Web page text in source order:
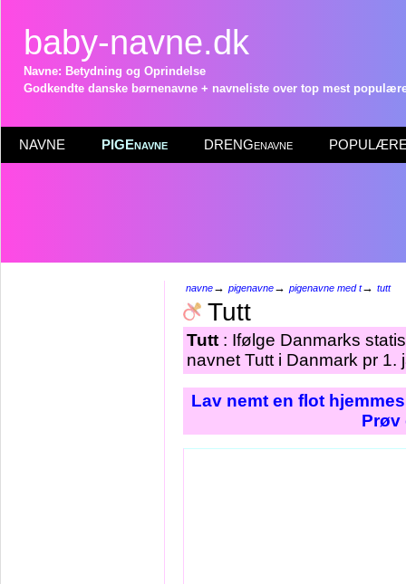
baby-navne.dk
Navne: Betydning og Oprindelse
Godkendte danske børnenavne + navneliste over top mest
NAVNE PIGEnavne DRENGenavne POPULÆRE
navne→ pigenavne→ pigenavne med t→ tutt
Tutt
Tutt : Ifølge Danmarks
navnet Tutt i Danmark pr 1.
Lav nemt en flot
Prøv